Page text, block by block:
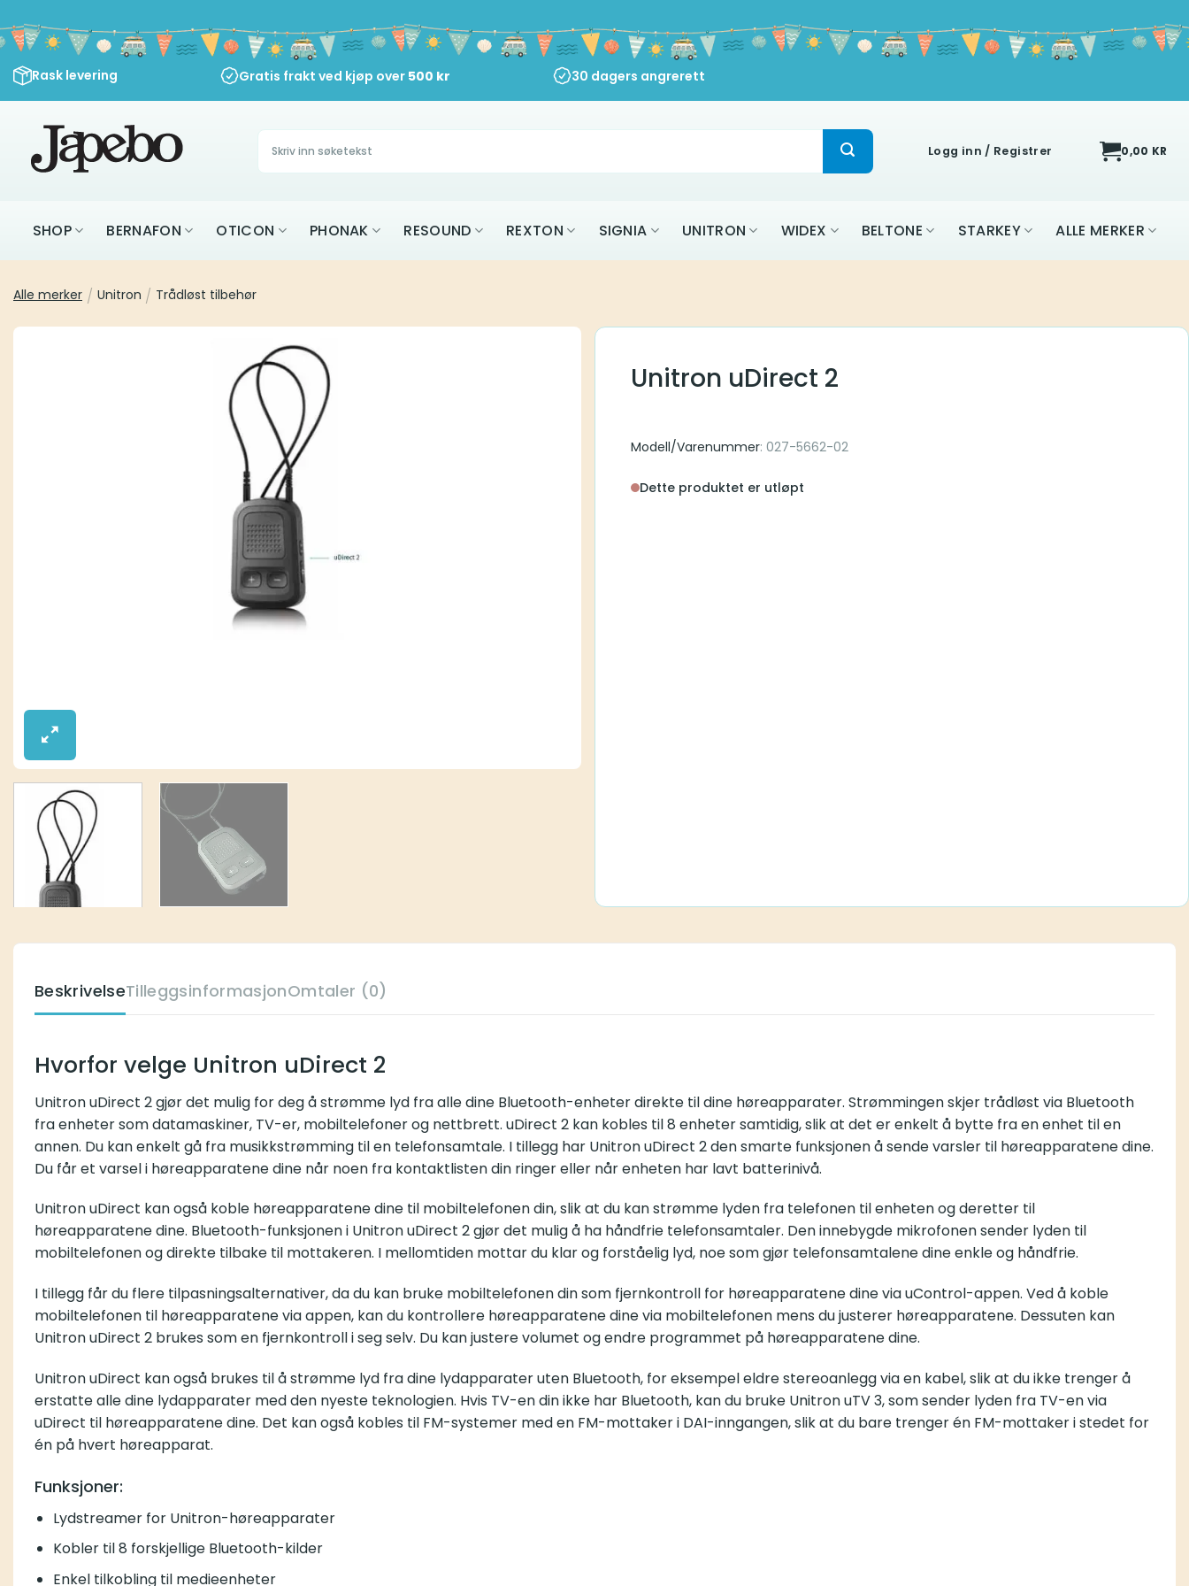
to
content
Rask levering Gratis frakt ved kjøp over 500 kr 30 dagers angrerett
Søk
etter:
Logg inn / Registrer 0,00 KR
SHOP BERNAFON OTICON PHONAK RESOUND REXTON SIGNIA UNITRON WIDEX BELTONE STARKEY ALLE MERKER
Alle merker / Unitron / Trådløst tilbehør
Unitron uDirect 2
Modell/Varenummer: 027-5662-02
Dette produktet er utløpt
BeskrivelseTilleggsinformasjonOmtaler (0)
Hvorfor velge Unitron uDirect 2
Unitron uDirect 2 gjør det mulig for deg å strømme lyd fra alle dine Bluetooth-enheter direkte til dine høreapparater. Strømmingen skjer trådløst via Bluetooth
fra enheter som datamaskiner, TV-er, mobiltelefoner og nettbrett. uDirect 2 kan kobles til 8 enheter samtidig, slik at det er enkelt å bytte fra en enhet til en
annen. Du kan enkelt gå fra musikkstrømming til en telefonsamtale. I tillegg har Unitron uDirect 2 den smarte funksjonen å sende varsler til høreapparatene dine.
Du får et varsel i høreapparatene dine når noen fra kontaktlisten din ringer eller når enheten har lavt batterinivå.
Unitron uDirect kan også koble høreapparatene dine til mobiltelefonen din, slik at du kan strømme lyden fra telefonen til enheten og deretter til
høreapparatene dine. Bluetooth-funksjonen i Unitron uDirect 2 gjør det mulig å ha håndfrie telefonsamtaler. Den innebygde mikrofonen sender lyden til
mobiltelefonen og direkte tilbake til mottakeren. I mellomtiden mottar du klar og forståelig lyd, noe som gjør telefonsamtalene dine enkle og håndfrie.
I tillegg får du flere tilpasningsalternativer, da du kan bruke mobiltelefonen din som fjernkontroll for høreapparatene dine via uControl-appen. Ved å koble
mobiltelefonen til høreapparatene via appen, kan du kontrollere høreapparatene dine via mobiltelefonen mens du justerer høreapparatene. Dessuten kan
Unitron uDirect 2 brukes som en fjernkontroll i seg selv. Du kan justere volumet og endre programmet på høreapparatene dine.
Unitron uDirect kan også brukes til å strømme lyd fra dine lydapparater uten Bluetooth, for eksempel eldre stereoanlegg via en kabel, slik at du ikke trenger å
erstatte alle dine lydapparater med den nyeste teknologien. Hvis TV-en din ikke har Bluetooth, kan du bruke Unitron uTV 3, som sender lyden fra TV-en via
uDirect til høreapparatene dine. Det kan også kobles til FM-systemer med en FM-mottaker i DAI-inngangen, slik at du bare trenger én FM-mottaker i stedet for
én på hvert høreapparat.
Funksjoner:
Lydstreamer for Unitron-høreapparater
Kobler til 8 forskjellige Bluetooth-kilder
Enkel tilkobling til medieenheter